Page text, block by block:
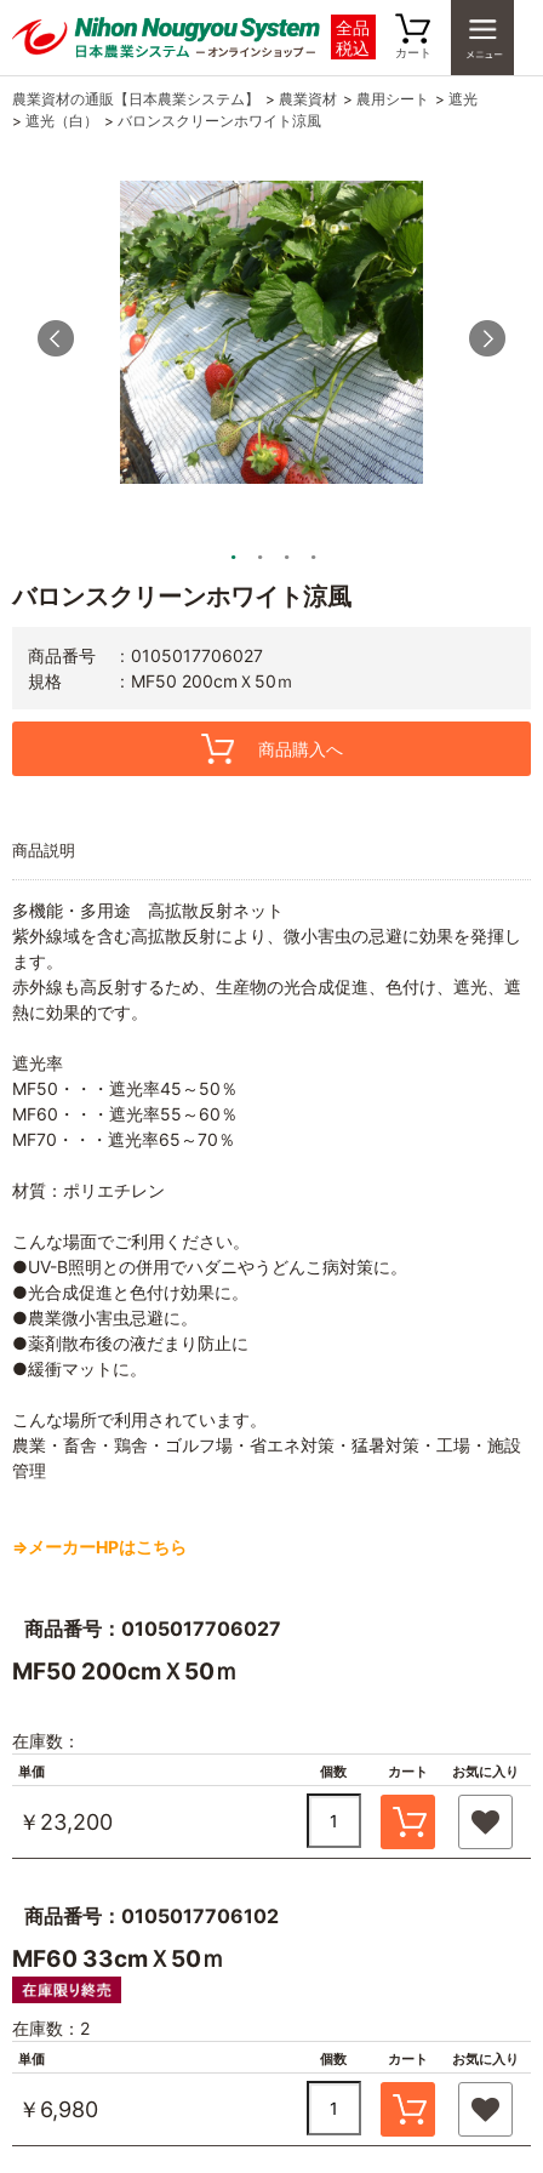
全品
税込
カート
農業資材の通販【日本農業システム】 > 農業資材 > 農用シート > 遮光
> 遮光（白） > バロンスクリーンホワイト涼風
バロンスクリーンホワイト涼風
商品番号
0105017706027
規格
MF50 200cmＸ50ｍ
商品購入へ
商品説明
多機能・多用途 高拡散反射ネット
紫外線域を含む高拡散反射により、微小害虫の忌避に効果を発揮し
ます。
赤外線も高反射するため、生産物の光合成促進、色付け、遮光、遮
熱に効果的です。
遮光率
MF50・・・遮光率45～50％
MF60・・・遮光率55～60％
MF70・・・遮光率65～70％
材質：ポリエチレン
こんな場面でご利用ください。
●UV-B照明との併用でハダニやうどんこ病対策に。
●光合成促進と色付け効果に。
●農業微小害虫忌避に。
●薬剤散布後の液だまり防止に
●緩衝マットに。
こんな場所で利用されています。
農業・畜舎・鶏舎・ゴルフ場・省エネ対策・猛暑対策・工場・施設
管理
⇒メーカーHPはこちら
商品番号：0105017706027
MF50 200cmＸ50ｍ
在庫数：
単価 個数 カート お気に入り
￥23,200
商品番号：0105017706102
MF60 33cmＸ50ｍ
在庫数：2
単価 個数 カート お気に入り
￥6,980